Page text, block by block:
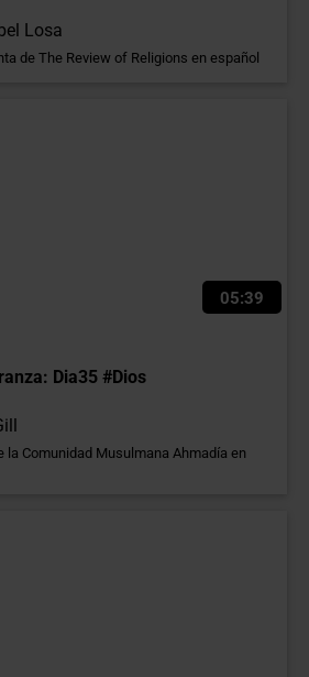
Losa
de The Review of Religions en español
05:39
Dia35 #Dios
la Comunidad Musulmana Ahmadía en